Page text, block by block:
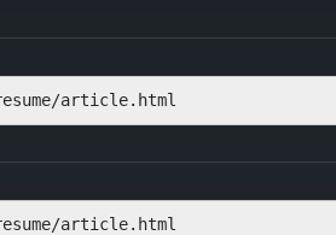
article.html
article.html